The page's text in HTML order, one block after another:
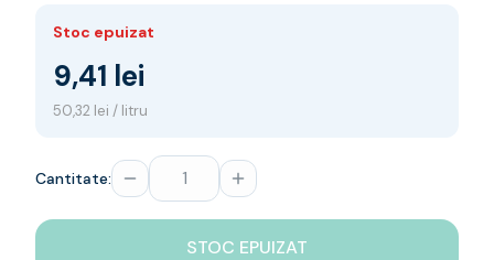
Germania
Noua Zeelanda
Spumante
Sampanie
Single malt
Stoc epuizat
9,41 lei
50,32 lei / litru
Cantitate:
STOC EPUIZAT